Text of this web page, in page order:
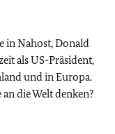
in Nahost, Donald
als US-Präsident,
und in Europa.
die Welt denken?